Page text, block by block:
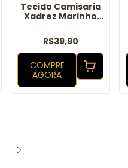
Tecido Camisaria
Xadrez Marinho
R$39,90
COMPRE
AGORA